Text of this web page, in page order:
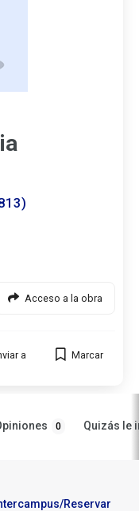
Acceso a la obra
a Marcar
0 Quizás le
Reservar